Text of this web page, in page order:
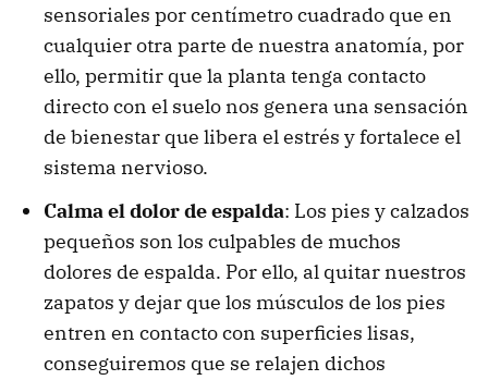
sensoriales por centímetro cuadrado que en
cualquier otra parte de nuestra anatomía, por
ello, permitir que la planta tenga contacto
directo con el suelo nos genera una sensación
de bienestar que libera el estrés y fortalece el
sistema nervioso.
Calma el dolor de espalda: Los pies y calzados
pequeños son los culpables de muchos
dolores de espalda. Por ello, al quitar nuestros
zapatos y dejar que los músculos de los pies
entren en contacto con superficies lisas,
conseguiremos que se relajen dichos